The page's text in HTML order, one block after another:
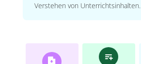
Verstehen von Unterrichtsinhalten.